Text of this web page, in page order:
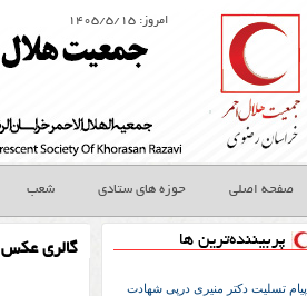
امروز: ۱۴۰۵/۵/۱۵
صفحه اصلی حوزه های ستادی شعب
پربیننده‌ترین ها
پیام تسلیت دکتر منیری درپی شهادت
گالری عکس